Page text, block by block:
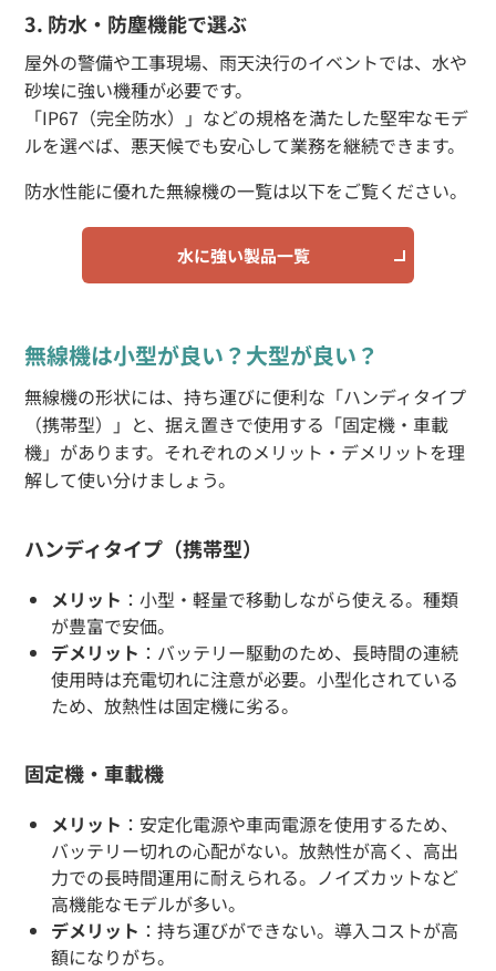
3. 防水・防塵機能で選ぶ
屋外の警備や工事現場、雨天決行のイベントでは、水や
砂埃に強い機種が必要です。
「IP67（完全防水）」などの規格を満たした堅牢なモデ
ルを選べば、悪天候でも安心して業務を継続できます。
防水性能に優れた無線機の一覧は以下をご覧ください。
水に強い製品一覧
無線機は小型が良い？大型が良い？
無線機の形状には、持ち運びに便利な「ハンディタイプ
（携帯型）」と、据え置きで使用する「固定機・車載
機」があります。それぞれのメリット・デメリットを理
解して使い分けましょう。
ハンディタイプ（携帯型）
メリット ：小型・軽量で移動しながら使える。種類
が豊富で安価。
デメリット ：バッテリー駆動のため、長時間の連続
使用時は充電切れに注意が必要。小型化されている
ため、放熱性は固定機に劣る。
固定機・車載機
メリット ：安定化電源や車両電源を使用するため、
バッテリー切れの心配がない。放熱性が高く、高出
力での長時間運用に耐えられる。ノイズカットなど
高機能なモデルが多い。
デメリット ：持ち運びができない。導入コストが高
額になりがち。